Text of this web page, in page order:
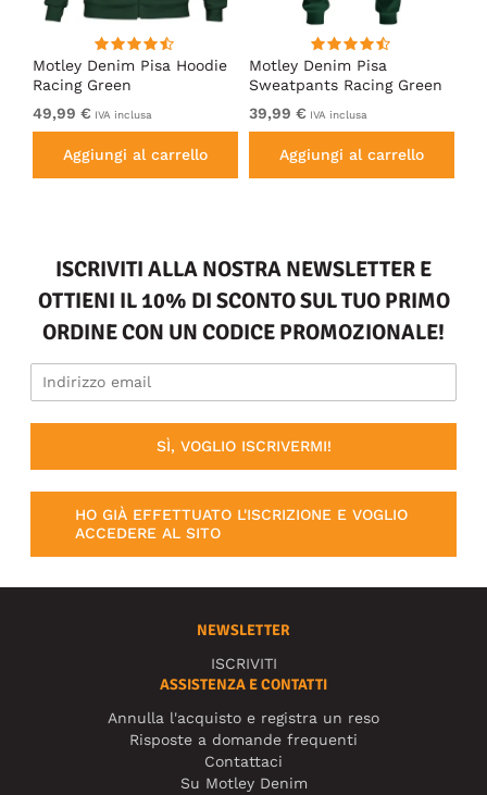
Motley Denim Pisa Hoodie
Racing Green
49,99 € IVA inclusa
Aggiungi al carrello
Motley Denim Pisa
Sweatpants Racing Green
39,99 € IVA inclusa
Aggiungi al carrello
ISCRIVITI ALLA NOSTRA NEWSLETTER E
OTTIENI IL 10% DI SCONTO SUL TUO PRIMO
ORDINE CON UN CODICE PROMOZIONALE!
SÌ, VOGLIO ISCRIVERMI!
HO GIÀ EFFETTUATO L'ISCRIZIONE E VOGLIO
ACCEDERE AL SITO
NEWSLETTER
ISCRIVITI
ASSISTENZA E CONTATTI
Annulla l'acquisto e registra un reso
Risposte a domande frequenti
Contattaci
Su Motley Denim